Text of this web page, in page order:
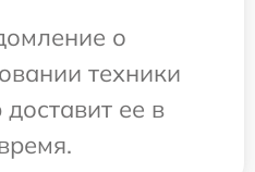
о
техники
ее в